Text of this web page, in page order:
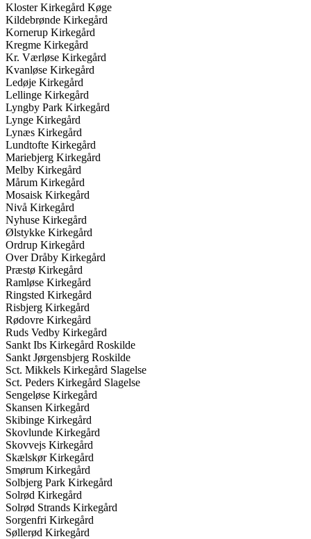
Kloster Kirkegård Køge
Kildebrønde Kirkegård
Kornerup Kirkegård
Kregme Kirkegård
Kr. Værløse Kirkegård
Kvanløse Kirkegård
Ledøje Kirkegård
Lellinge Kirkegård
Lyngby Park Kirkegård
Lynge Kirkegård
Lynæs Kirkegård
Lundtofte Kirkegård
Mariebjerg Kirkegård
Melby Kirkegård
Mårum Kirkegård
Mosaisk Kirkegård
Nivå Kirkegård
Nyhuse Kirkegård
Ølstykke Kirkegård
Ordrup Kirkegård
Over Dråby Kirkegård
Præstø Kirkegård
Ramløse Kirkegård
Ringsted Kirkegård
Risbjerg Kirkegård
Rødovre Kirkegård
Ruds Vedby Kirkegård
Sankt Ibs Kirkegård Roskilde
Sankt Jørgensbjerg Roskilde
Sct. Mikkels Kirkegård Slagelse
Sct. Peders Kirkegård Slagelse
Sengeløse Kirkegård
Skansen Kirkegård
Skibinge Kirkegård
Skovlunde Kirkegård
Skovvejs Kirkegård
Skælskør Kirkegård
Smørum Kirkegård
Solbjerg Park Kirkegård
Solrød Kirkegård
Solrød Strands Kirkegård
Sorgenfri Kirkegård
Søllerød Kirkegård